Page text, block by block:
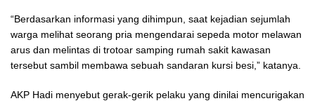
“Berdasarkan informasi yang dihimpun, saat kejadian sejumlah
warga melihat seorang pria mengendarai sepeda motor melawan
arus dan melintas di trotoar samping rumah sakit kawasan
tersebut sambil membawa sebuah sandaran kursi besi,” katanya.
AKP Hadi menyebut gerak-gerik pelaku yang dinilai mencurigakan